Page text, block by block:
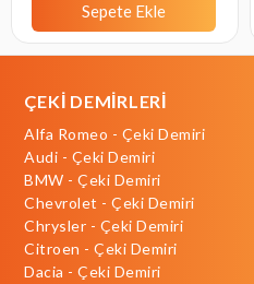
Sepete Ekle
ÇEKİ DEMİRLERİ
Alfa Romeo - Çeki Demiri
Audi - Çeki Demiri
BMW - Çeki Demiri
Chevrolet - Çeki Demiri
Chrysler - Çeki Demiri
Citroen - Çeki Demiri
Dacia - Çeki Demiri